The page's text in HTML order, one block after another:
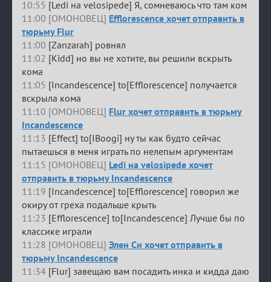
10:55 [Ledi на velosipede] Я, сомневаюсь что там ком
11:00 [ОМОНОВЕЦ] Efflorescence хочет отправить в
тюрьму Flur
11:00 [Zanzarah] ровнял
11:02 [Kidd] но вы не хотите, вы решили вскрыть
кома
11:05 [Incandescence] to[Efflorescence] получается
вскрыла кома
11:10 [ОМОНОВЕЦ] Flur хочет отправить в тюрьму
Incandescence
11:13 [Effect] to[IBoogi] ну ты как будто сейчас
пытаешься в меня играть по нелепым аргументам
11:15 [ОМОНОВЕЦ] Ledi на velosipede хочет
отправить в тюрьму Incandescence
11:19 [Incandescence] to[Efflorescence] говорил же
окиру от греха подальше крыть
11:23 [Efflorescence] to[Incandescence] Лучше бы по
классике играли
11:28 [ОМОНОВЕЦ] Элен Си хочет отправить в
тюрьму Incandescence
11:34 [Flur] завещаю вам посадить инка и кидда даю